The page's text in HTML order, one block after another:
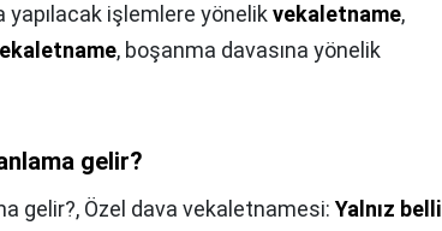
yapılacak işlemlere yönelikvekaletname,
, boşanma davasına yönelik
gelir?
gelir?, Özel dava vekaletnamesi: Yalnız belli